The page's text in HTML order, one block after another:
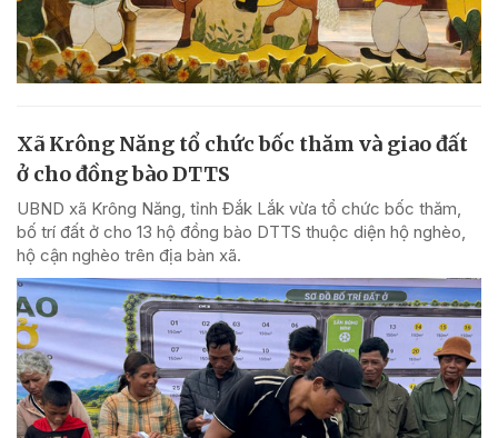
Xã Krông Năng tổ chức bốc thăm và giao đất
ở cho đồng bào DTTS
UBND xã Krông Năng, tỉnh Đắk Lắk vừa tổ chức bốc thăm,
bố trí đất ở cho 13 hộ đồng bào DTTS thuộc diện hộ nghèo,
hộ cận nghèo trên địa bàn xã.